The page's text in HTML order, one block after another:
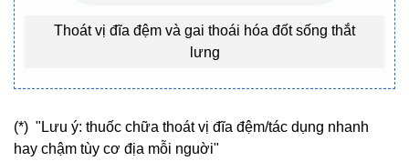
Thoát vị đĩa đệm và gai thoái hóa đốt sống thắt
lưng
(*) "Lưu ý: thuốc chữa thoát vị đĩa đệm/tác dụng nhanh
hay chậm tùy cơ địa mỗi nguời"